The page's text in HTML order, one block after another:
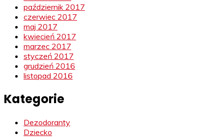
październik 2017
czerwiec 2017
maj 2017
kwiecień 2017
marzec 2017
styczeń 2017
grudzień 2016
listopad 2016
Kategorie
Dezodoranty
Dziecko